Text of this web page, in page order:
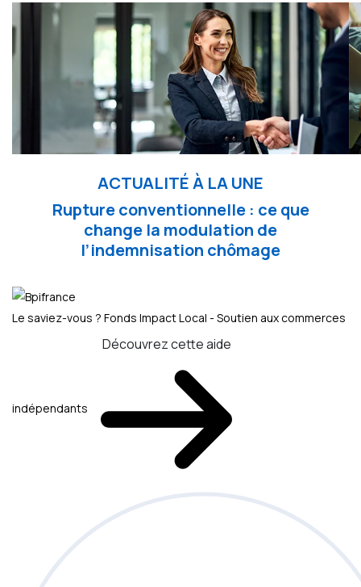
ACTUALITÉ À LA UNE
Rupture conventionnelle : ce que
change la modulation de
l’indemnisation chômage
Le saviez-vous ? Fonds Impact Local - Soutien aux commerces
indépendants
Découvrez cette aide